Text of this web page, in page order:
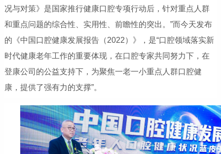
况与对策》是国家推行健康口腔专项行动后，针对重点人群
和重点问题的综合性、实用性、前瞻性的突出。”而今天发布
的《中国口腔健康发展报告（2022）》，是“口腔领域落实新
时代健康老年工作的重要体现，在口腔专家共同努力下，在
登康公司的公益支持下，为聚焦一老一小重点人群口腔健
康，提供了强有力的支撑”。